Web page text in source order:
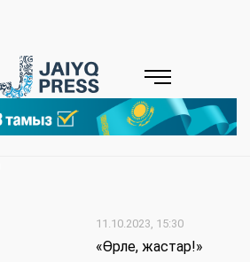
11.10.2023, 15:30
«Өрле, жастар!»